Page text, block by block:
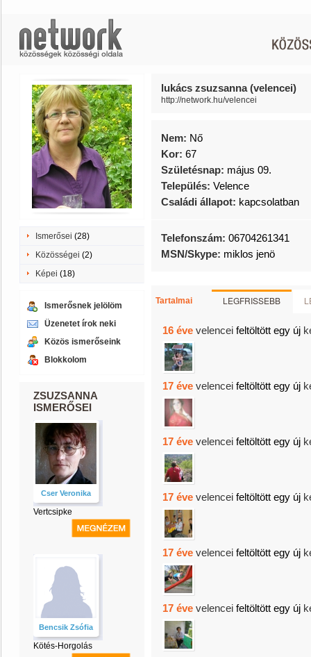
Ismerősei (28)
Közösségei (2)
Képei (18)
Ismerősnek jelölöm
Üzenetet írok neki
Közös ismerőseink
Blokkolom
ZSUZSANNA
ISMERŐSEI
Cser Veronika
Vertcsipke
Bencsik Zsófia
Kötés-Horgolás
lukács zsuzsanna (velencei)
http://network.hu/velencei
Nem: Nő
Kor: 67
Születésnap: május 09.
Település: Velence
Családi állapot: kapcsolatban
Telefonszám: 06704261341
MSN/Skype: miklos jenö
Tartalmai LEGFRISSEBB
16 éve velencei feltöltött egy új
17 éve velencei feltöltött egy új
17 éve velencei feltöltött egy új
17 éve velencei feltöltött egy új
17 éve velencei feltöltött egy új
17 éve velencei feltöltött egy új